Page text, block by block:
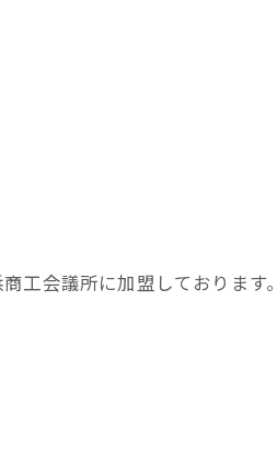
工会議所に加盟しております。